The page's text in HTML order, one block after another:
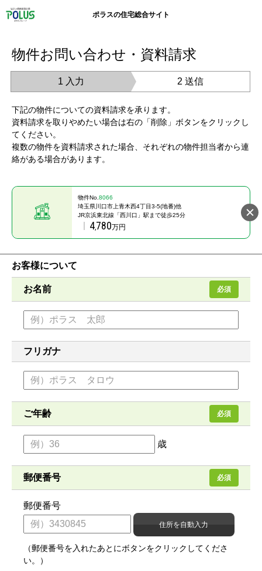
ポラスの住宅総合サイト
物件お問い合わせ・資料請求
1 入力 2 送信
下記の物件についての資料請求を承ります。
資料請求を取りやめたい場合は右の「削除」ボタンをクリックし
てください。
複数の物件を資料請求された場合、それぞれの物件担当者から連
絡がある場合があります。
物件No. 8066
埼玉県川口市上青木西4丁目3-5(地番)他
JR京浜東北線「西川口」駅まで徒歩25分
4,780万円
お客様について
お名前 必須
フリガナ
ご年齢 必須
歳
郵便番号 必須
郵便番号
（郵便番号を入れたあとにボタンをクリックしてくださ
い。）